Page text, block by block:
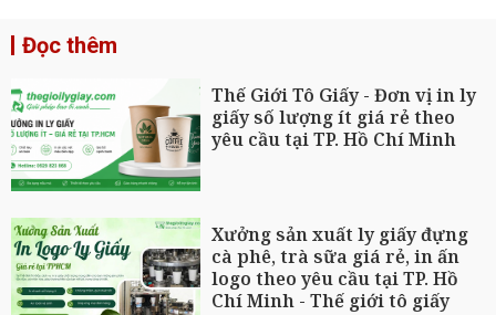
Đọc thêm
Thế Giới Tô Giấy - Đơn vị in ly
giấy số lượng ít giá rẻ theo
yêu cầu tại TP. Hồ Chí Minh
Xưởng sản xuất ly giấy đựng
cà phê, trà sữa giá rẻ, in ấn
logo theo yêu cầu tại TP. Hồ
Chí Minh - Thế giới tô giấy